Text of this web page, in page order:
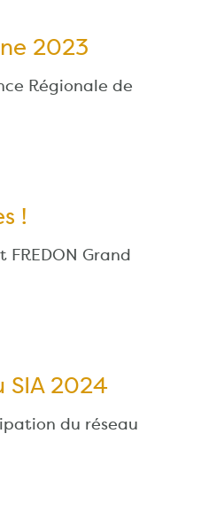
2023
Régionale de
!
Grand
SIA 2024
du réseau